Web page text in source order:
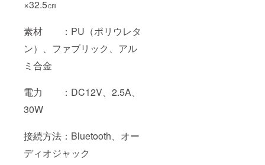
×32.5㎝
素材 ：PU（ポリウレタ
ン）、ファブリック、アル
ミ合金
電力 ：DC12V、2.5A、
30W
接続方法：Bluetooth、オー
ディオジャック